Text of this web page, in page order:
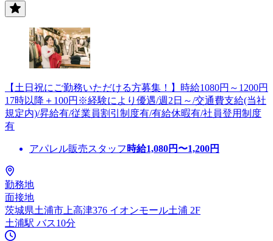
【土日祝にご勤務いただける方募集！】時給1080円～1200円
17時以降＋100円※経験により優遇/週2日～/交通費支給(当社
規定内)/昇給有/従業員割引制度有/有給休暇有/社員登用制度
有
アパレル販売スタッフ 時給1,080円〜1,200円
勤務地
面接地
茨城県土浦市上高津376 イオンモール土浦 2F
土浦駅 バス10分